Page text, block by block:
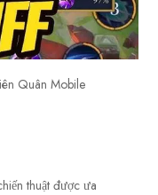
Quân Mobile
thuật được ưa